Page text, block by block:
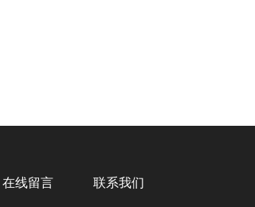
在线留言 联系我们